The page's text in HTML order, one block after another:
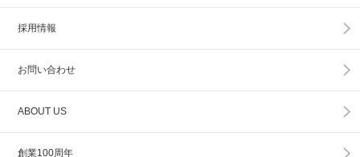
採用情報
お問い合わせ
ABOUT US
創業100周年